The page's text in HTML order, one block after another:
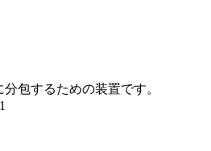
包するための装置です。